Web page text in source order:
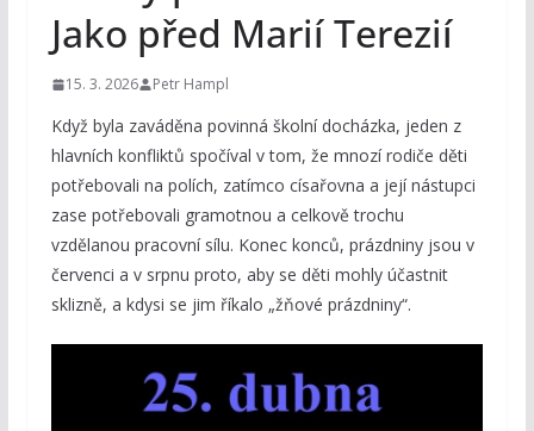
Jako před Marií Terezií
15. 3. 2026 Petr Hampl
Když byla zaváděna povinná školní docházka, jeden z
hlavních konfliktů spočíval v tom, že mnozí rodiče děti
potřebovali na polích, zatímco císařovna a její nástupci
zase potřebovali gramotnou a celkově trochu
vzdělanou pracovní sílu. Konec konců, prázdniny jsou v
červenci a v srpnu proto, aby se děti mohly účastnit
sklizně, a kdysi se jim říkalo „žňové prázdniny“.